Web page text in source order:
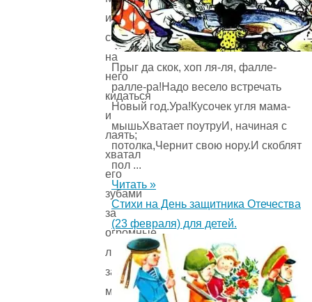
и
стал
на
него
кидаться
и
лаять;
хватал
его
зубами
за
огромные
лапы,
за
морду
Прыг да скок, хоп ля-ля, фалле-
ралле-ра!Надо весело встречать
Новый год.Ура!Кусочек угля мама-
мышьХватает поутруИ, начиная с
потолка,Чернит свою нору.И скоблят
пол ...
Читать »
Стихи на День защитника Отечества
(23 февраля) для детей.